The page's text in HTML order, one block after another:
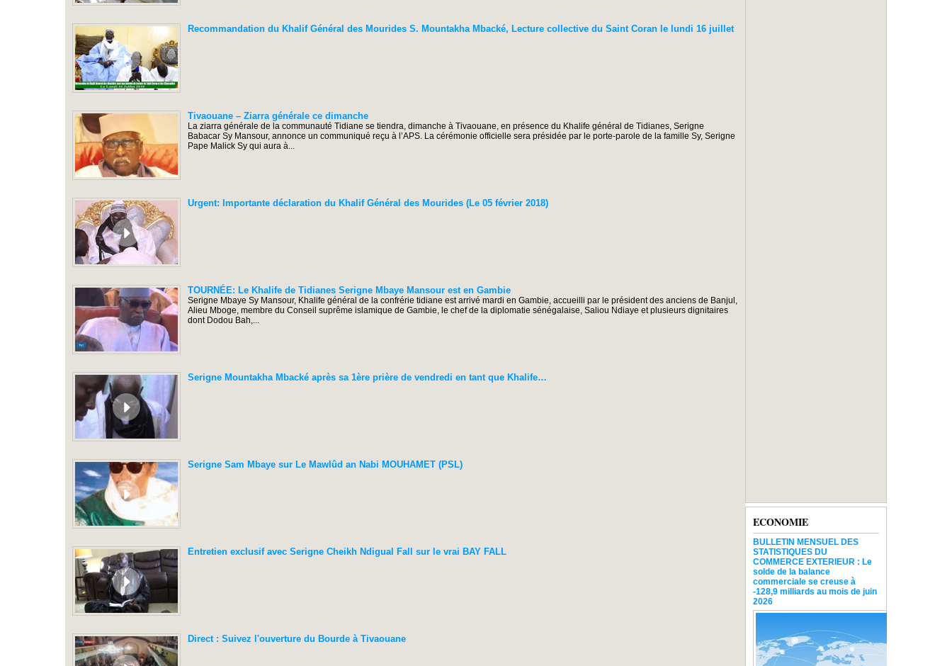
Recommandation du Khalif Général des Mourides S. Mountakha Mbacké, Lecture collective du Saint Coran le lundi 16 juillet
Tivaouane – Ziarra générale ce dimanche
La ziarra générale de la communauté Tidiane se tiendra, dimanche à Tivaouane, en présence du Khalife général de Tidianes, Serigne
Babacar Sy Mansour, annonce un communiqué reçu à l’APS. La cérémonie officielle sera présidée par le porte-parole de la famille Sy, Serigne
Pape Malick Sy qui aura à...
Urgent: Importante déclaration du Khalif Général des Mourides (Le 05 février 2018)
TOURNÉE: Le Khalife de Tidianes Serigne Mbaye Mansour est en Gambie
Serigne Mbaye Sy Mansour, Khalife général de la confrérie tidiane est arrivé mardi en Gambie, accueilli par le président des anciens de Banjul,
Alieu Mboge, membre du Conseil suprême islamique de Gambie, le chef de la diplomatie sénégalaise, Saliou Ndiaye et plusieurs dignitaires
dont Dodou Bah,...
Serigne Mountakha Mbacké après sa 1ère prière de vendredi en tant que Khalife…
Serigne Sam Mbaye sur Le Mawlûd an Nabi MOUHAMET (PSL)
Entretien exclusif avec Serigne Cheikh Ndigual Fall sur le vrai BAY FALL
Direct : Suivez l'ouverture du Bourde à Tivaouane
ECONOMIE
BULLETIN MENSUEL DES
STATISTIQUES DU
COMMERCE EXTERIEUR : Le
solde de la balance
commerciale se creuse à
-128,9 milliards au mois de juin
2026